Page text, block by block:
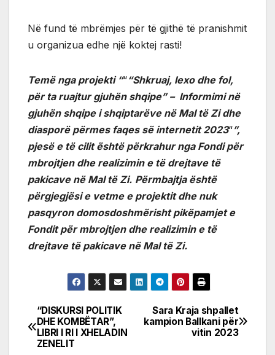
Në fund të mbrëmjes për të gjithë të pranishmit
u organizua edhe një koktej rasti!
Temë nga projekti “““Shkruaj, lexo dhe fol,
për ta ruajtur gjuhën shqipe” – Informimi në
gjuhën shqipe i shqiptarëve në Mal të Zi dhe
diasporë përmes faqes së internetit 2023“”,
pjesë e të cilit është përkrahur nga Fondi për
mbrojtjen dhe realizimin e të drejtave të
pakicave në Mal të Zi. Përmbajtja është
përgjegjësi e vetme e projektit dhe nuk
pasqyron domosdoshmërisht pikëpamjet e
Fondit për mbrojtjen dhe realizimin e të
drejtave të pakicave në Mal të Zi.
Post
navigation
Sara Kraja shpallet
kampion Ballkani për
vitin 2023
“DISKURSI POLITIK
DHE KOMBËTAR”,
LIBRI I RI I XHELADIN
ZENELIT